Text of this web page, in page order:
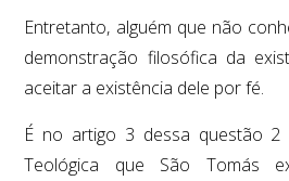
Entretanto, alguém que não
demonstração filosófica da
aceitar a existência dele por fé.
É no artigo 3 dessa questão 2
Teológica que São Tomás